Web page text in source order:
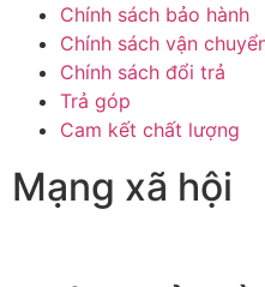
Chính sách bảo hành
Chính sách vận
Chính sách đổi trả
Trả góp
Cam kết chất lượng
Mạng xã hội